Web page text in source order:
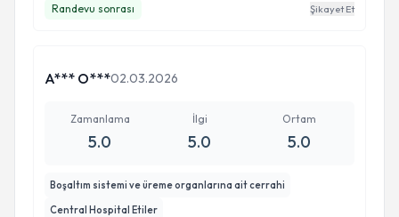
Randevu sonrası Şikayet Et
A*** O***02.03.2026
Zamanlama
5.0
İlgi
5.0
Ortam
5.0
Boşaltım sistemi ve üreme organlarına ait cerrahi
Central Hospital Etiler